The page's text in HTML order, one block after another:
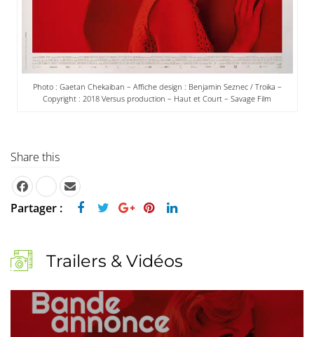
Photo : Gaetan Chekaiban – Affiche design : Benjamin Seznec / Troika –
Copyright : 2018 Versus production – Haut et Court – Savage Film
Share this
Partager :
Trailers & Vidéos